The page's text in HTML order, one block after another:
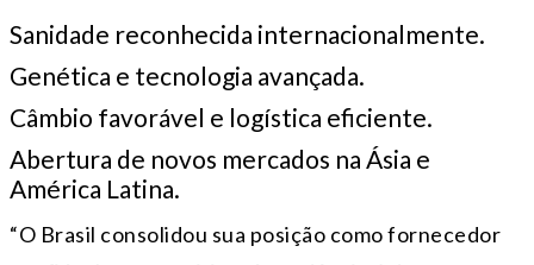
Sanidade reconhecida internacionalmente.
Genética e tecnologia avançada.
Câmbio favorável e logística eficiente.
Abertura de novos mercados na Ásia e
América Latina.
“O Brasil consolidou sua posição como fornecedor